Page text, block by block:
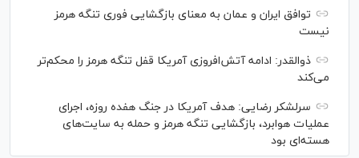
توافق ایران و عمان به معنای بازگشایی فوری تنگه هرمز
نیست
ذوالقدر: ادامه آتش‌افروزی آمریکا قفل تنگه هرمز را محکم‌تر
می‌کند
سرلشکر رضایی: هدف آمریکا در جنگ هفده روزه، اجرای
عملیات هوابرد، بازگشایی تنگه هرمز و حمله به سایت‌های
هسته‌ای بود